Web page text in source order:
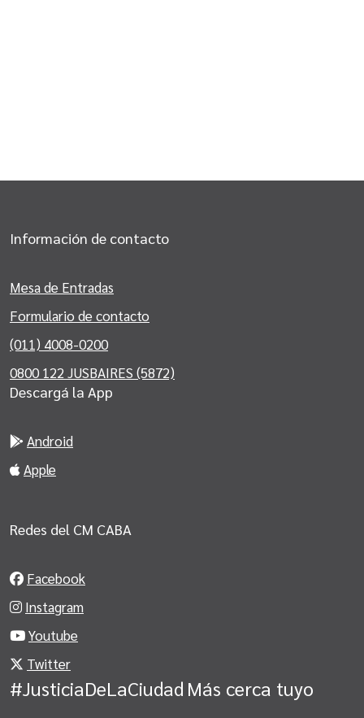
Información de contacto
Mesa de Entradas
Formulario de contacto
(011) 4008-0200
0800 122 JUSBAIRES (5872)
Descargá la App
Android
Apple
Redes del CM CABA
Facebook
Instagram
Youtube
Twitter
#JusticiaDeLaCiudad Más cerca tuyo